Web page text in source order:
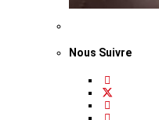
Nous Suivre